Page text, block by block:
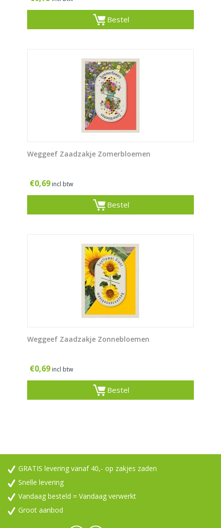
Bestel
Weggeef Zaadzakje Zomerbloemen
€0,69 incl btw
Bestel
Weggeef Zaadzakje Zonnebloemen
€0,69 incl btw
Bestel
GRATIS levering vanaf 40,- op zakjes zaden
Snelle levering
Vandaag besteld = Vandaag verwerkt
Groot aanbod